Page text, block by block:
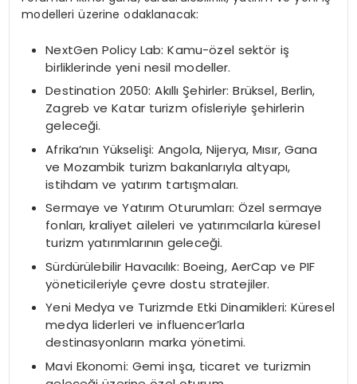
modelleri üzerine odaklanacak:
NextGen Policy Lab: Kamu-özel sektör iş
birliklerinde yeni nesil modeller.
Destination 2050: Akıllı Şehirler: Brüksel, Berlin,
Zagreb ve Katar turizm ofisleriyle şehirlerin
geleceği.
Afrika’nın Yükselişi: Angola, Nijerya, Mısır, Gana
ve Mozambik turizm bakanlarıyla altyapı,
istihdam ve yatırım tartışmaları.
Sermaye ve Yatırım Oturumları: Özel sermaye
fonları, kraliyet aileleri ve yatırımcılarla küresel
turizm yatırımlarının geleceği.
Sürdürülebilir Havacılık: Boeing, AerCap ve PIF
yöneticileriyle çevre dostu stratejiler.
Yeni Medya ve Turizmde Etki Dinamikleri: Küresel
medya liderleri ve influencer’larla
destinasyonların marka yönetimi.
Mavi Ekonomi: Gemi inşa, ticaret ve turizmin